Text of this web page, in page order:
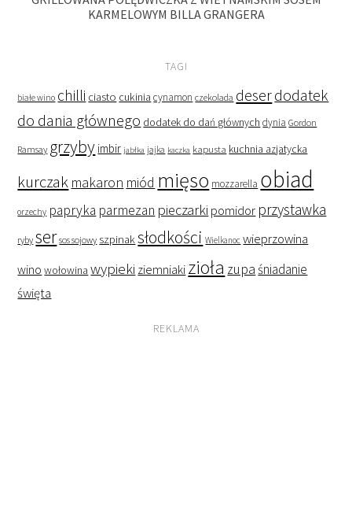
KARMELOWYM BILLA GRANGERA
TAGI
białe wino chilli ciasto cukinia cynamon czekolada deserdodatek
do dania głównego dodatek do dań głównych dynia Gordon
Ramsay grzyby imbir jabłka jajka kaczka kapusta kuchnia azjatycka
kurczak makaron miód mięso mozzarella obiad
orzechy papryka parmezan pieczarki pomidor przystawka
ryby ser sos sojowy szpinaksłodkości Wielkanoc wieprzowina
wino wołowina wypieki ziemniaki zioła zupaśniadanie
święta
REKLAMA